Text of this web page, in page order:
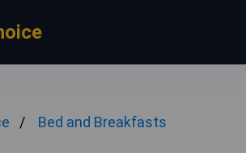
Bed and Breakfasts